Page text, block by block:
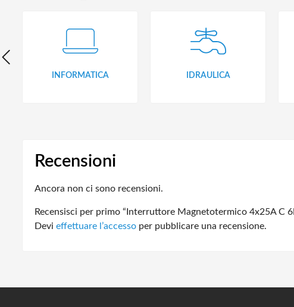
INFORMATICA IDRAULICA
Recensioni
Ancora non ci sono recensioni.
Recensisci per primo “Interruttore Magnetotermico 4x25A C
Devi effettuare l’accesso per pubblicare una recensione.